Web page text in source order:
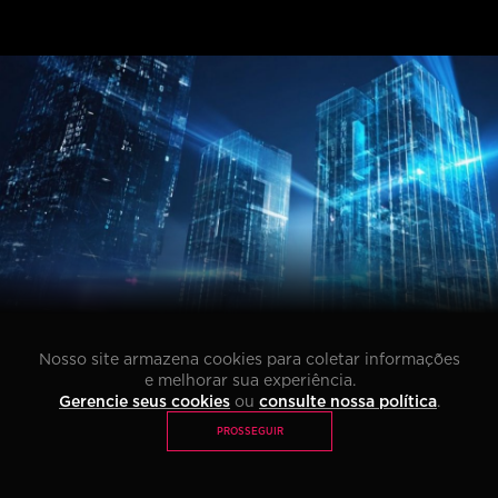
PUBLICADO 06 de abril
Nosso site armazena cookies para coletar informações
e melhorar sua experiência.
Gerencie seus cookies ou consulte nossa política.
PROSSEGUIR